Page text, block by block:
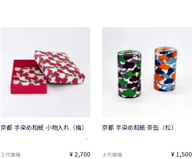
京都 手染め和紙 小物入れ（梅）
上代価格 ¥ 2,700
京都 手染め和紙 茶缶（松）
上代価格 ¥ 1,500